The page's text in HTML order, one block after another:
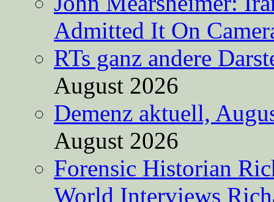
Admitted It On
RTs ganz andere
August 2026
Demenz aktuell,
August 2026
Forensic Historian
World Interviews